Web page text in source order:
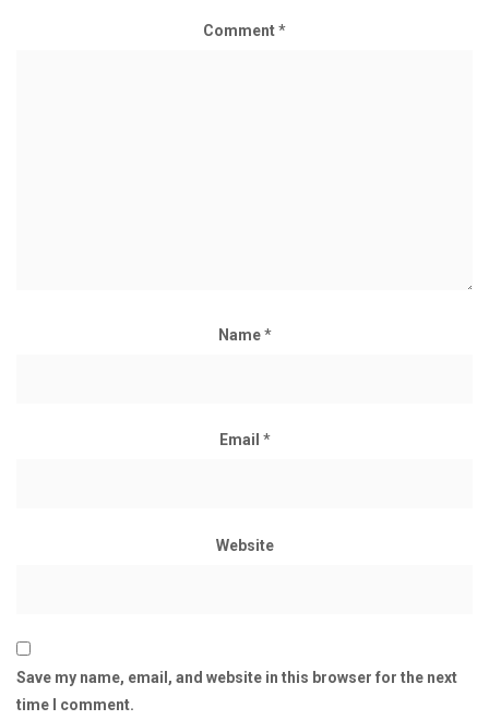
Comment*
Name*
Email *
Website
Save my name, email, and website in this browser for the next
time I comment.